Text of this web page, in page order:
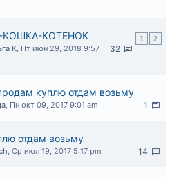
КОШКА-КОТЕНОК 1 2
32
К, Пт июн 29, 2018 9:57
куплю отдам возьму
1
, Пн окт 09, 2017 9:01 am
отдам возьму
14
, Ср июл 19, 2017 5:17 pm